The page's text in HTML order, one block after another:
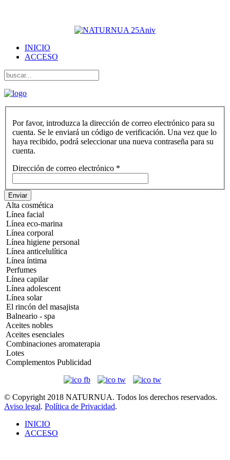
INICIO
ACCESO
Por favor, introduzca la dirección de correo electrónico para su
cuenta. Se le enviará un código de verificación. Una vez que lo
haya recibido, podrá seleccionar una nueva contraseña para su
cuenta.
Dirección de correo electrónico *
Enviar
Alta cosmética
Línea facial
Línea eco-marina
Línea corporal
Línea higiene personal
Línea anticelulítica
Línea íntima
Perfumes
Línea capilar
Línea adolescent
Línea solar
El rincón del masajista
Balneario - spa
Aceites nobles
Aceites esenciales
Combinaciones aromaterapia
Lotes
Complementos Publicidad
© Copyright 2018 NATURNUA. Todos los derechos reservados.
Aviso legal. Política de Privacidad.
INICIO
ACCESO